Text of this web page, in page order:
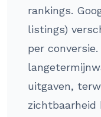
rankings.
listings)
per
uitgaven,
zichtbaarheid